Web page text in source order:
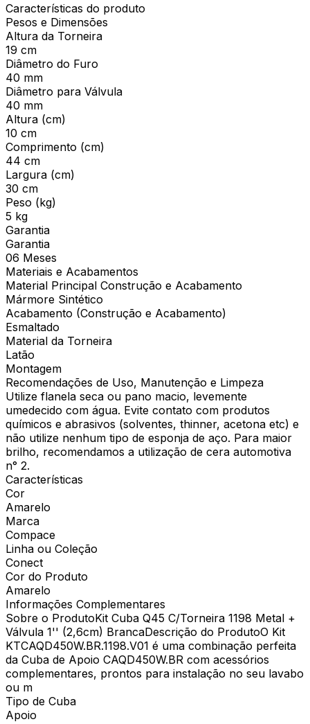
Características do produto
Pesos e Dimensões
Altura da Torneira
19 cm
Diâmetro do Furo
40 mm
Diâmetro para Válvula
40 mm
Altura (cm)
10 cm
Comprimento (cm)
44 cm
Largura (cm)
30 cm
Peso (kg)
5 kg
Garantia
Garantia
06 Meses
Materiais e Acabamentos
Material Principal Construção e Acabamento
Mármore Sintético
Acabamento (Construção e Acabamento)
Esmaltado
Material da Torneira
Latão
Montagem
Recomendações de Uso, Manutenção e Limpeza
Utilize flanela seca ou pano macio, levemente
umedecido com água. Evite contato com produtos
químicos e abrasivos (solventes, thinner, acetona etc) e
não utilize nenhum tipo de esponja de aço. Para maior
brilho, recomendamos a utilização de cera automotiva
n° 2.
Características
Cor
Amarelo
Marca
Compace
Linha ou Coleção
Conect
Cor do Produto
Amarelo
Informações Complementares
Sobre o ProdutoKit Cuba Q45 C/Torneira 1198 Metal +
Válvula 1'' (2,6cm) BrancaDescrição do ProdutoO Kit
KTCAQD450W.BR.1198.V01 é uma combinação perfeita
da Cuba de Apoio CAQD450W.BR com acessórios
complementares, prontos para instalação no seu lavabo
ou m
Tipo de Cuba
Apoio